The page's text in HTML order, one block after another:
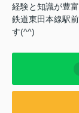
経験と知識が豊
鉄道東田本線駅
す(^^)